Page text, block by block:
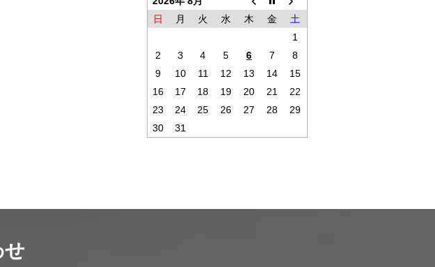
日
月 火 水 木 金
土
1
2
3 4 5 6 7
8
9
10 11 12 13 14
15
16
17 18 19 20 21
22
23
24 25 26 27 28
29
30
31
せ